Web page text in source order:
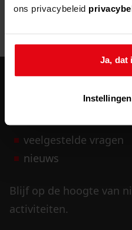
ons privacybeleid
Ja, dat
een verouderde bladwijzer/
veelgestelde vragen
nieuws
Blijf op de hoogte van
activiteiten.